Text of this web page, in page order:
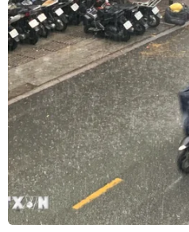
số lượng in, phạm vi lưu
chụp, nhân bản, không
đóng dấu độ mật…/.